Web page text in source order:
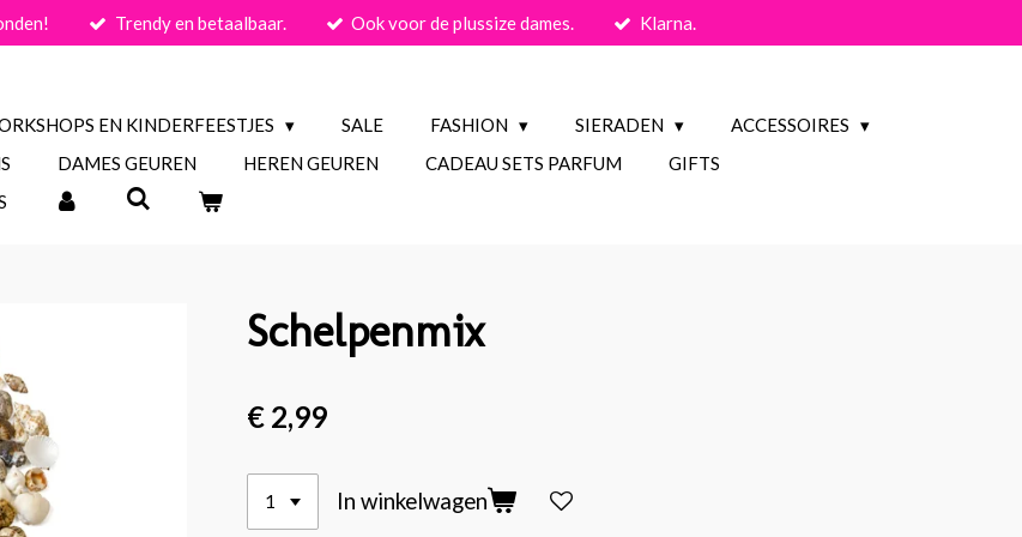
Trendy en betaalbaar. Ook voor de plussize dames. Klarna.
EN KINDERFEESTJES SALE FASHION SIERADEN
ACCESSOIRES
DAMES GEUREN HEREN GEUREN CADEAU SETS PARFUM
GIFTS
Schelpenmix
€ 2,99
In winkelwagen